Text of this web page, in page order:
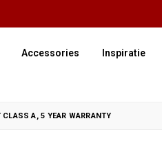
Accessories Inspiratie
CLASS A, 5 YEAR WARRANTY